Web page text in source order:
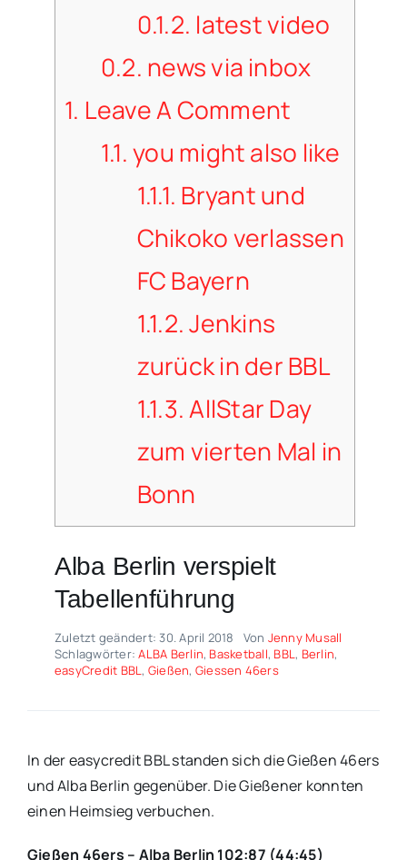
0.1.2. latest video
0.2. news via inbox
1. Leave A Comment
1.1.you might also like
1.1.1. Bryant und
Chikoko verlassen
FC Bayern
1.1.2.Jenkins
zurück in der BBL
1.1.3.AllStar Day
zum vierten Mal in
Bonn
Alba Berlin verspielt
Tabellenführung
Zuletzt geändert: 30. April 2018 Von Jenny Musall
Schlagwörter:ALBA Berlin, Basketball, BBL, Berlin,
easyCredit BBL, Gießen, Giessen 46ers
In der easycredit BBL standen sich die Gießen 46ers
und Alba Berlin gegenüber. Die Gießener konnten
einen Heimsieg verbuchen.
Gießen 46ers – Alba Berlin 102:87 (44:45)